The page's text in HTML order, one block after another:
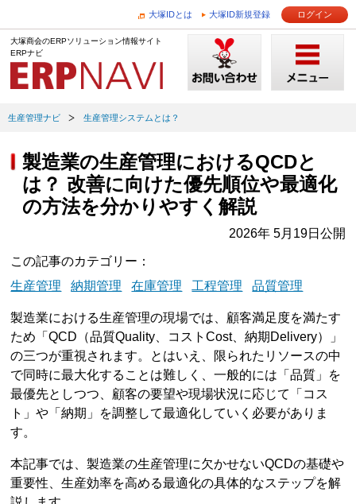
大塚IDとは 大塚ID新規登録 ログイン
大塚商会のERPソリューション情報サイト
ERPナビ
生産管理ナビ 生産管理システムとは？
製造業の生産管理におけるQCDと
は？ 改善に向けた優先順位や最適化
の方法を分かりやすく解説
2026年 5月19日公開
この記事のカテゴリー
生産管理
納期管理 在庫管理 工程管理 品質管理
製造業における生産管理の現場では、顧客満足度を満たす
ため「QCD（品質Quality、コストCost、納期Delivery）」
の三つが重視されます。とはいえ、限られたリソースの中
で同時に最大化することは難しく、一般的には「品質」を
最優先としつつ、顧客の要望や現場状況に応じて「コス
ト」や「納期」を調整して最適化していく必要がありま
す。
本記事では、製造業の生産管理に欠かせないQCDの基礎や
重要性、生産効率を高める最適化の具体的なステップを解